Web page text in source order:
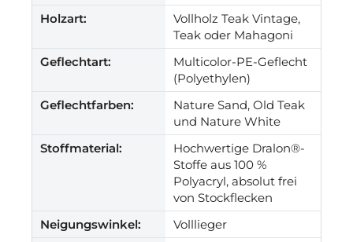
Holzart:
Vollholz Teak Vintage,
Teak oder Mahagoni
Geflechtart:
Multicolor-PE-Geflecht
(Polyethylen)
Geflechtfarben:
Nature Sand, Old Teak
und Nature White
Stoffmaterial:
Hochwertige Dralon®-
Stoffe aus 100 %
Polyacryl, absolut frei
von Stockflecken
Neigungswinkel:
Volllieger